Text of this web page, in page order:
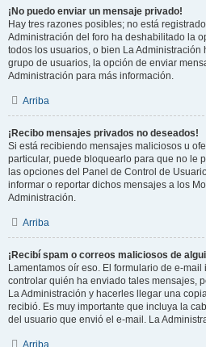
¡No puedo enviar un mensaje privado!
Hay tres razones posibles; no está
Administración del foro ha deshabilitado la
todos los usuarios, o bien La
grupo de usuarios, la opción de enviar
Administración para más información.
Arriba
¡Recibo mensajes privados no deseados!
Si está recibiendo mensajes maliciosos u
particular, puede bloquearlo para que no le
las opciones del Panel de Control de
informar o reportar dichos mensajes a los
Administración.
Arriba
¡Recibí spam o correos maliciosos de
Lamentamos oír eso. El formulario de e-
controlar quién ha enviado tales mensajes,
La Administración y hacerles llegar una
recibió. Es muy importante que incluya la
del usuario que envió el e-mail. La
Arriba